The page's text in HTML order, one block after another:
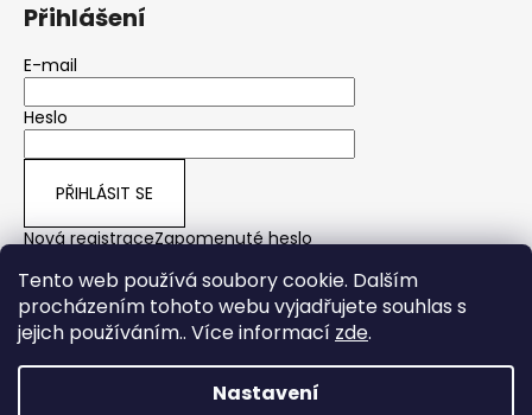
Tento web používá soubory cookie. Dalším
procházením tohoto webu vyjadřujete souhlas s
jejich používáním.. Více informací zde.
Nastavení
Přihlášení
E-mail
Heslo
PŘIHLÁSIT SE
Nová registraceZapomenuté heslo
yps